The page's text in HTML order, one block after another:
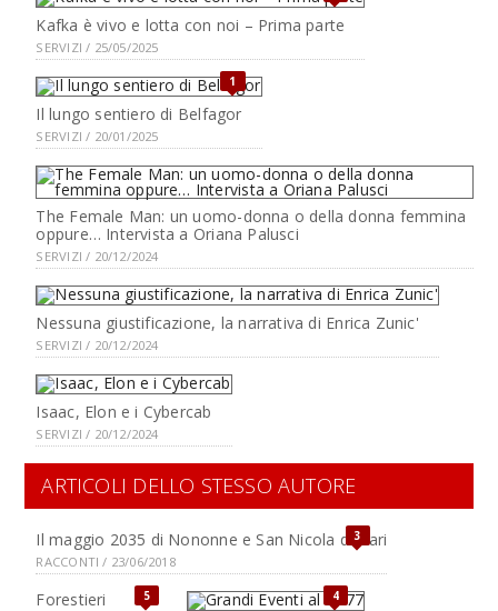
Kafka è vivo e lotta con noi – Prima parte
SERVIZI / 25/05/2025
1
Il lungo sentiero di Belfagor
SERVIZI / 20/01/2025
The Female Man: un uomo-donna o della donna femmina
oppure… Intervista a Oriana Palusci
SERVIZI / 20/12/2024
Nessuna giustificazione, la narrativa di Enrica Zunic'
SERVIZI / 20/12/2024
Isaac, Elon e i Cybercab
SERVIZI / 20/12/2024
ARTICOLI DELLO STESSO AUTORE
3
Il maggio 2035 di Nononne e San Nicola di Bari
RACCONTI / 23/06/2018
5
Forestieri 4